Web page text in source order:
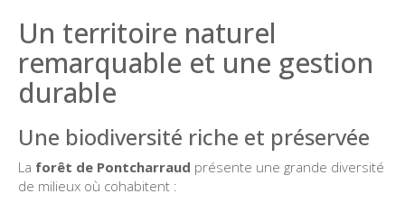
Un territoire naturel
remarquable et une gestion
durable
Une biodiversité riche et préservée
La forêt de Pontcharraud présente une grande diversité
de milieux où cohabitent :